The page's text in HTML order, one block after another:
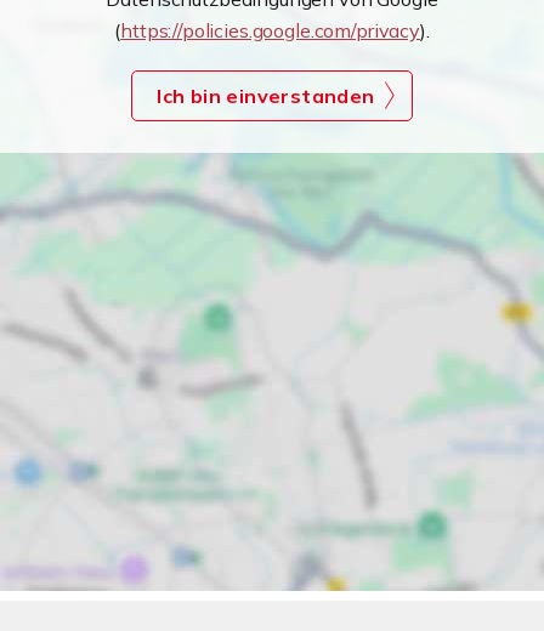
(https://policies.google.com/privacy).
Ich bin einverstanden